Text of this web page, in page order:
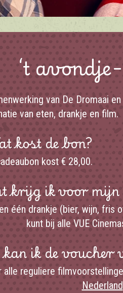
‘t
van De Dromaai en
van eten, drankje en film.
kost de bon?
kost € 28,00.
krijg ik voor mijn
één drankje (bier, wijn, fris
kunt bij alle VUE
ik de voucher
alle reguliere
Nederland